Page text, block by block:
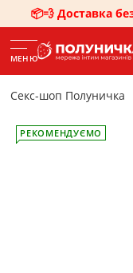
📦💨 Доставка
МЕНЮ
Секс-шоп Полуничка
РЕКОМЕНДУЄМО